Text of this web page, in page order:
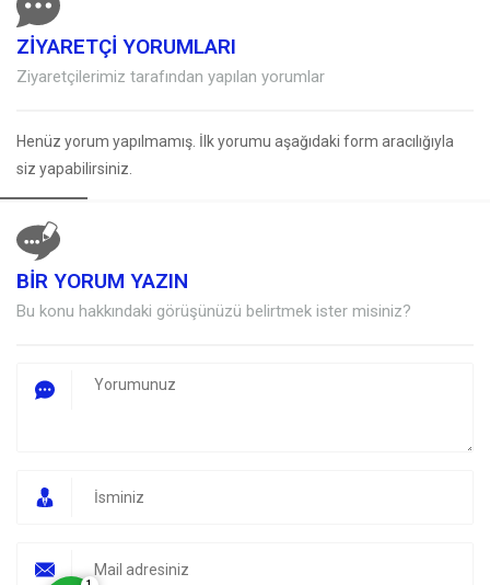
ZİYARETÇİ YORUMLARI
Ziyaretçilerimiz tarafından yapılan yorumlar
Henüz yorum yapılmamış. İlk yorumu aşağıdaki form aracılığıyla
siz yapabilirsiniz.
BİR YORUM YAZIN
Bu konu hakkındaki görüşünüzü belirtmek ister misiniz?
Müşteri Temsilcisi